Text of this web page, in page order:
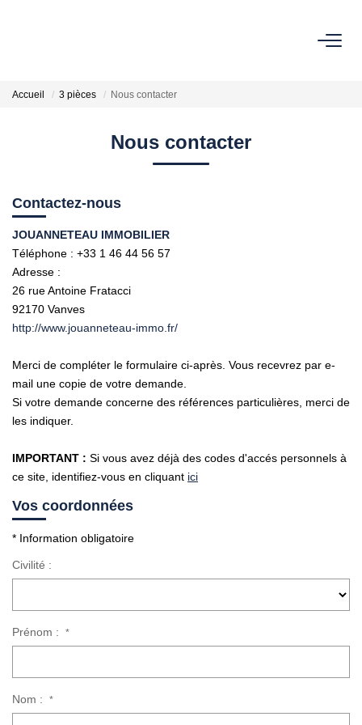
Estimation Sur Rendez-Vous
NOTRE HISTOIRE
Accueil 3 pièces Nous contacter
Nous contacter
Contactez-nous
JOUANNETEAU IMMOBILIER
Téléphone : +33 1 46 44 56 57
Adresse :
26 rue Antoine Fratacci
92170 Vanves
http://www.jouanneteau-immo.fr/
Merci de compléter le formulaire ci-après. Vous recevrez par e-
mail une copie de votre demande.
Si votre demande concerne des références particulières, merci de
les indiquer.
IMPORTANT : Si vous avez déjà des codes d'accés personnels à
ce site, identifiez-vous en cliquant ici
Vos coordonnées
* Information obligatoire
Civilité :
Prénom : *
Nom : *